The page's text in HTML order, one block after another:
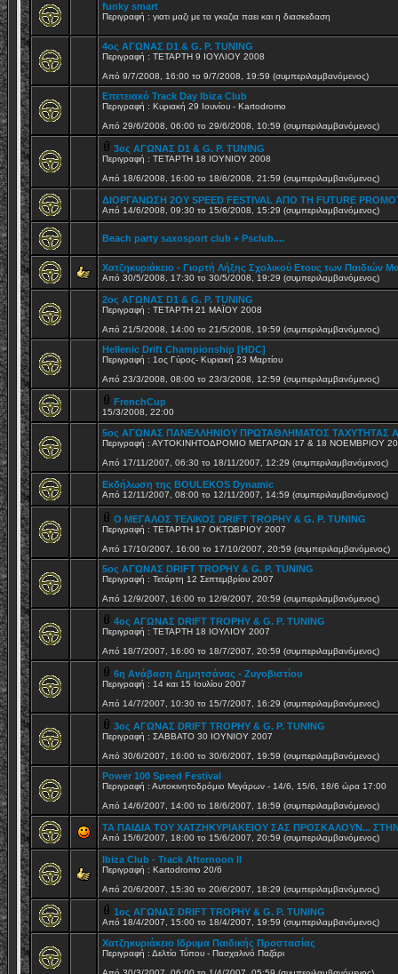
funky smart
Περιγραφή : γιατι μαζι με τα γκαζια παει και η διασκεδαση
4ος ΑΓΩΝΑΣ D1 & G. P. TUNING
Περιγραφή : ΤΕΤΑΡΤΗ 9 ΙΟΥΛΙΟΥ 2008
Από 9/7/2008, 16:00 το 9/7/2008, 19:59 (συμπεριλαμβανόμενος)
Επετειακό Track Day Ibiza Club
Περιγραφή : Κυριακή 29 Ιουνίου - Kartodromo
Από 29/6/2008, 06:00 το 29/6/2008, 10:59 (συμπεριλαμβανόμενος)
3ος ΑΓΩΝΑΣ D1 & G. P. TUNING
Περιγραφή : ΤΕΤΑΡΤΗ 18 ΙΟΥΝΙΟΥ 2008
Από 18/6/2008, 16:00 το 18/6/2008, 21:59 (συμπεριλαμβανόμενος)
ΔΙΟΡΓΑΝΩΣΗ 2ΟΥ SPEED FESTIVAL ΑΠΟ ΤΗ FUTURE
Από 14/6/2008, 09:30 το 15/6/2008, 15:29 (συμπεριλαμβανόμενος)
Beach party saxosport club + Psclub....
Χατζηκυριάκειο - Γιορτή Λήξης Σχολικού Ετους των Παιδιών
Από 30/5/2008, 17:30 το 30/5/2008, 19:29 (συμπεριλαμβανόμενος)
2ος ΑΓΩΝΑΣ D1 & G. P. TUNING
Περιγραφή : ΤΕΤΑΡΤΗ 21 ΜΑΪΟΥ 2008
Από 21/5/2008, 14:00 το 21/5/2008, 19:59 (συμπεριλαμβανόμενος)
Hellenic Drift Championship [HDC]
Περιγραφή : 1ος Γύρος- Κυριακή 23 Μαρτίου
Από 23/3/2008, 08:00 το 23/3/2008, 12:59 (συμπεριλαμβανόμενος)
FrenchCup
15/3/2008, 22:00
5ος ΑΓΩΝΑΣ ΠΑΝΕΛΛΗΝΙΟΥ ΠΡΩΤΑΘΛΗΜΑΤΟΣ ΤΑΧΥΤΗΤΑΣ
Περιγραφή : ΑΥΤΟΚΙΝΗΤΟΔΡΟΜΙΟ ΜΕΓΑΡΩΝ 17 & 18 ΝΟΕΜΒΡΙΟΥ
Από 17/11/2007, 06:30 το 18/11/2007, 12:29 (συμπεριλαμβανόμενος)
Εκδήλωση της BOULEKOS Dynamic
Από 12/11/2007, 08:00 το 12/11/2007, 14:59 (συμπεριλαμβανόμενος)
Ο ΜΕΓΑΛΟΣ ΤΕΛΙΚΟΣ DRIFT TROPHY & G. P. TUNING
Περιγραφή : ΤΕΤΑΡΤΗ 17 ΟΚΤΩΒΡΙΟΥ 2007
Από 17/10/2007, 16:00 το 17/10/2007, 20:59 (συμπεριλαμβανόμενος)
5ος ΑΓΩΝΑΣ DRIFT TROPHY & G. P. TUNING
Περιγραφή : Τετάρτη 12 Σεπτεμβρίου 2007
Από 12/9/2007, 16:00 το 12/9/2007, 20:59 (συμπεριλαμβανόμενος)
4ος ΑΓΩΝΑΣ DRIFT TROPHY & G. P. TUNING
Περιγραφή : ΤΕΤΑΡΤΗ 18 ΙΟΥΛΙΟΥ 2007
Από 18/7/2007, 16:00 το 18/7/2007, 20:59 (συμπεριλαμβανόμενος)
6η Ανάβαση Δημητσάνας - Ζυγοβιστίου
Περιγραφή : 14 και 15 Ιουλίου 2007
Από 14/7/2007, 10:30 το 15/7/2007, 16:29 (συμπεριλαμβανόμενος)
3ος ΑΓΩΝΑΣ DRIFT TROPHY & G. P. TUNING
Περιγραφή : ΣΑΒΒΑΤΟ 30 ΙΟΥΝΙΟΥ 2007
Από 30/6/2007, 16:00 το 30/6/2007, 19:59 (συμπεριλαμβανόμενος)
Power 100 Speed Festival
Περιγραφή : Αυτοκινητοδρόμιο Μεγάρων - 14/6, 15/6, 18/6 ώρα 17:00
Από 14/6/2007, 14:00 το 18/6/2007, 18:59 (συμπεριλαμβανόμενος)
ΤΑ ΠΑΙΔΙΑ ΤΟΥ ΧΑΤΖΗΚΥΡΙΑΚΕΙΟΥ ΣΑΣ ΠΡΟΣΚΑΛΟΥΝ...
Από 15/6/2007, 18:00 το 15/6/2007, 20:59 (συμπεριλαμβανόμενος)
Ibiza Club - Track Afternoon II
Περιγραφή : Kartodromo 20/6
Από 20/6/2007, 15:30 το 20/6/2007, 18:29 (συμπεριλαμβανόμενος)
1ος ΑΓΩΝΑΣ DRIFT TROPHY & G. P. TUNING
Από 18/4/2007, 15:00 το 18/4/2007, 19:59 (συμπεριλαμβανόμενος)
Χατζηκυριάκειο Ιδρυμα Παιδικής Προστασίας
Περιγραφή : Δελτίο Τύπου - Πασχαλινό Παζάρι